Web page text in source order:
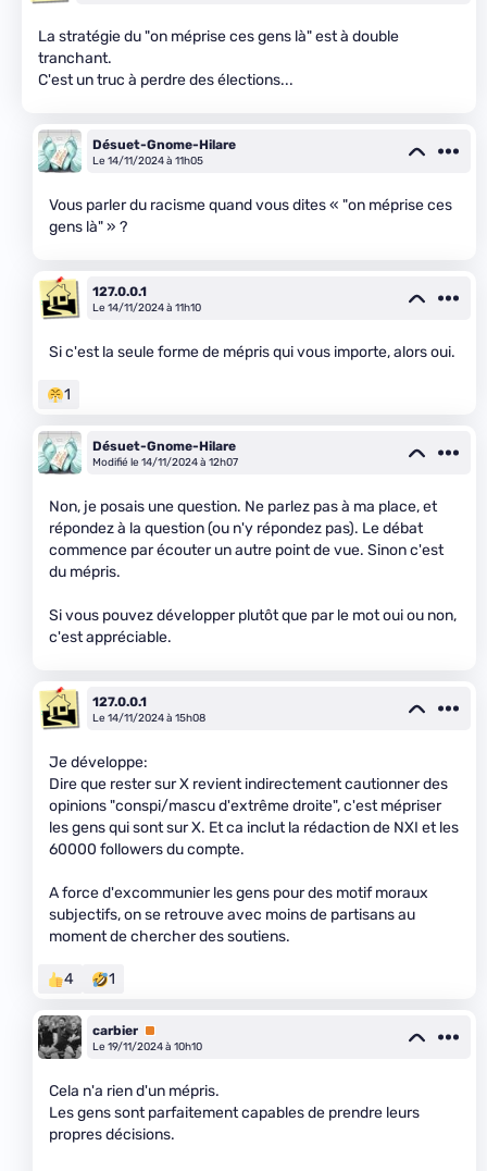
La stratégie du "on méprise ces gens là" est à double
tranchant.
C'est un truc à perdre des élections...
Désuet-Gnome-Hilare
Le 14/11/2024 à 11h05
Vous parler du racisme quand vous dites « "on méprise ces
gens là" » ?
127.0.0.1
Le 14/11/2024 à 11h10
Si c'est la seule forme de mépris qui vous importe, alors oui.
1
Désuet-Gnome-Hilare
Modifié le 14/11/2024 à 12h07
Non, je posais une question. Ne parlez pas à ma place, et
répondez à la question (ou n'y répondez pas). Le débat
commence par écouter un autre point de vue. Sinon c'est
du mépris.
Si vous pouvez développer plutôt que par le mot oui ou non,
c'est appréciable.
127.0.0.1
Le 14/11/2024 à 15h08
Je développe:
Dire que rester sur X revient indirectement cautionner des
opinions "conspi/mascu d'extrême droite", c'est mépriser
les gens qui sont sur X. Et ca inclut la rédaction de NXI et les
60000 followers du compte.
A force d'excommunier les gens pour des motif moraux
subjectifs, on se retrouve avec moins de partisans au
moment de chercher des soutiens.
4 1
carbier Premium
Le 19/11/2024 à 10h10
Cela n'a rien d'un mépris.
Les gens sont parfaitement capables de prendre leurs
propres décisions.